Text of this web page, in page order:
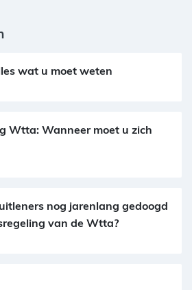
wat u moet weten
Wtta: Wanneer moet u zich
nog jarenlang gedoogd
van de Wtta?